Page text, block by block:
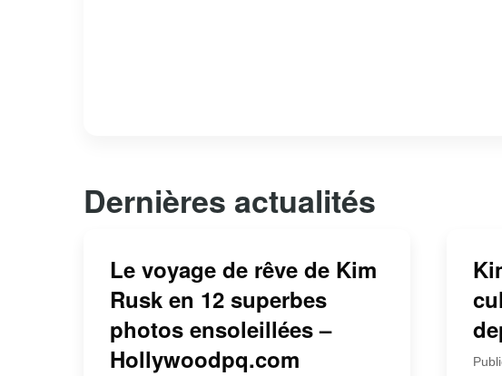
Dernières actualités
Le voyage de rêve de Kim
Rusk en 12 superbes
photos ensoleillées –
Hollywoodpq.com